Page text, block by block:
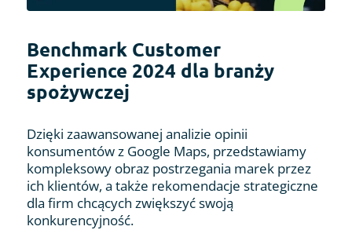
Benchmark Customer
Experience 2024 dla branży
spożywczej
Dzięki zaawansowanej analizie opinii
konsumentów z Google Maps, przedstawiamy
kompleksowy obraz postrzegania marek przez
ich klientów, a także rekomendacje strategiczne
dla firm chcących zwiększyć swoją
konkurencyjność.